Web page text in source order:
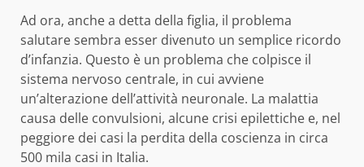
Ad ora, anche a detta della figlia, il problema
salutare sembra esser divenuto un semplice ricordo
d’infanzia. Questo è un problema che colpisce il
sistema nervoso centrale, in cui avviene
un’alterazione dell’attività neuronale. La malattia
causa delle convulsioni, alcune crisi epilettiche e, nel
peggiore dei casi la perdita della coscienza in circa
500 mila casi in Italia.